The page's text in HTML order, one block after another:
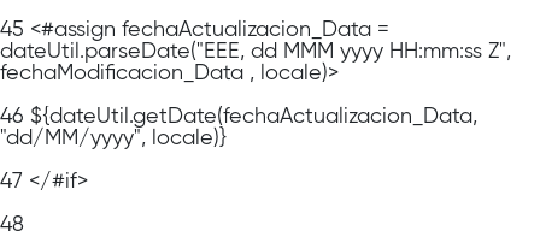
45 <#assign fechaActualizacion_Data =
dateUtil.parseDate("EEE, dd MMM yyyy HH:mm:ss Z",
fechaModificacion_Data , locale)>
46 ${dateUtil.getDate(fechaActualizacion_Data,
"dd/MM/yyyy", locale)}
47 </#if>
48